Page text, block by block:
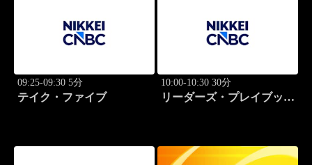
09:25-09:30 5分
テイク・ファイブ
10:00-10:30 30分
リーダーズ・プレイブック